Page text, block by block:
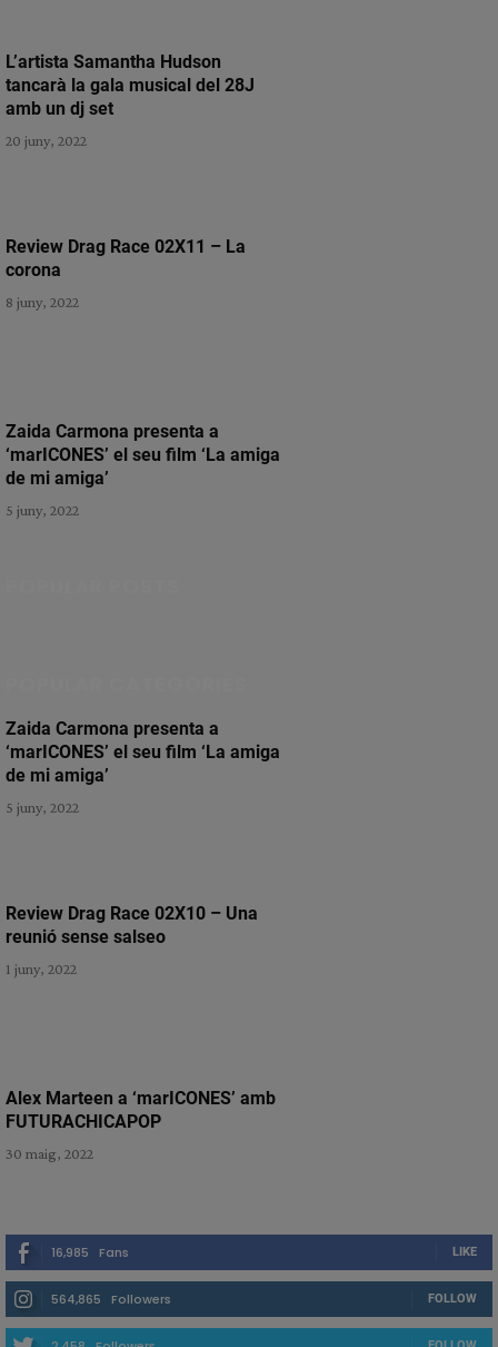
L’artista Samantha Hudson
tancarà la gala musical del 28J
amb un dj set
20 juny, 2022
Review Drag Race 02X11 – La
corona
8 juny, 2022
Zaida Carmona presenta a
‘marICONES’ el seu film ‘La amiga
de mi amiga’
5 juny, 2022
Zaida Carmona presenta a
‘marICONES’ el seu film ‘La amiga
de mi amiga’
5 juny, 2022
Review Drag Race 02X10 – Una
reunió sense salseo
1 juny, 2022
Alex Marteen a ‘marICONES’ amb
FUTURACHICAPOP
30 maig, 2022
16,985 Fans LIKE
564,865 Followers FOLLOW